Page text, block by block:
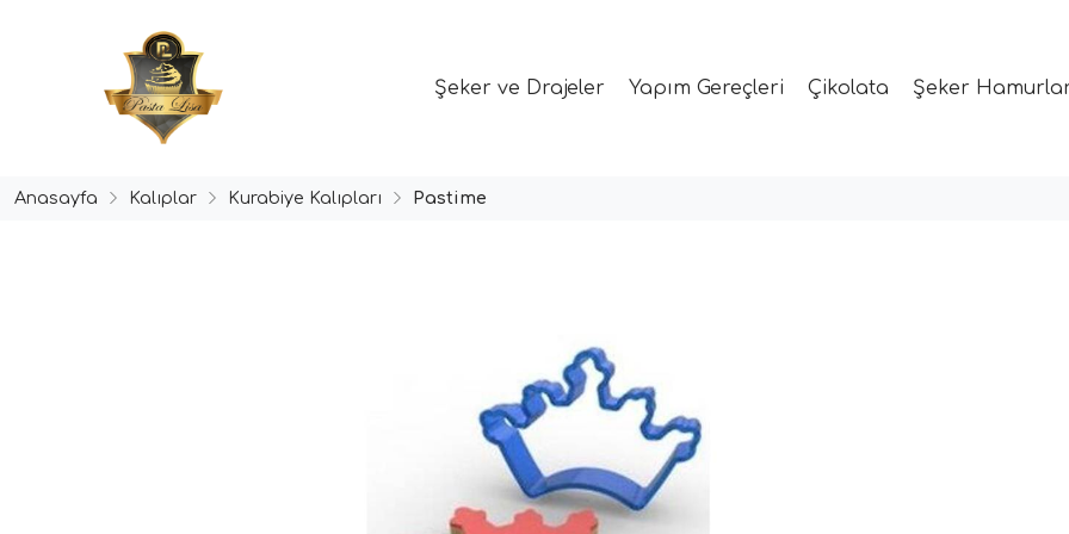
Şeker ve Drajeler Yapım Gereçleri Çikolata Şeker
Anasayfa Kalıplar Kurabiye Kalıpları Pastime